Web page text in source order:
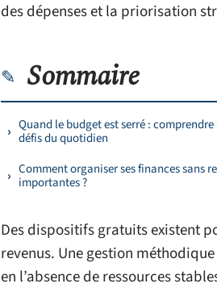
des dépenses et la priorisation
Sommaire
Quand le budget est serré : comprendre
défis du quotidien
Comment organiser ses finances sans
importantes ?
Des dispositifs gratuits existent
revenus. Une gestion
en l’absence de ressources